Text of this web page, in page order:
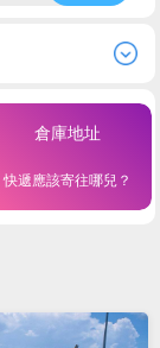
倉庫地址
快遞應該寄往哪兒？